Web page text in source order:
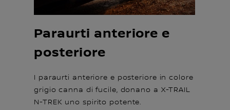
Paraurti anteriore e
posteriore
I paraurti anteriore e posteriore in colore
grigio canna di fucile, donano a X-TRAIL
N-TREK uno spirito potente.